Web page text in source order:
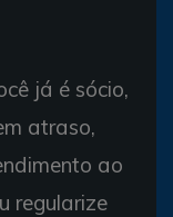
já é sócio,
atraso,
ao
regularize